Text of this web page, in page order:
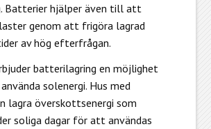
Batterier hjälper även till att
genom att frigöra lagrad
av hög efterfrågan.
batterilagring en möjlighet
solenergi. Hus med
lagra överskottsenergi som
soliga dagar för att användas